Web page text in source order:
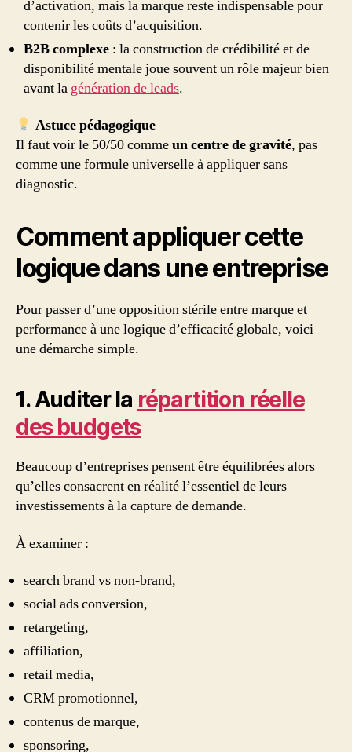
d’activation, mais la marque reste indispensable pour
contenir les coûts d’acquisition.
B2B complexe : la construction de crédibilité et de
disponibilité mentale joue souvent un rôle majeur bien
avant la génération de leads.
Astuce pédagogique
Il faut voir le 50/50 commeun centre de gravité, pas
comme une formule universelle à appliquer sans
diagnostic.
Comment appliquer cette
logique dans une entreprise
Pour passer d’une opposition stérile entre marque et
performance à une logique d’efficacité globale, voici
une démarche simple.
1. Auditer la répartition réelle
des budgets
Beaucoup d’entreprises pensent être équilibrées alors
qu’elles consacrent en réalité l’essentiel de leurs
investissements à la capture de demande.
À examiner :
search brand vs non-brand,
social ads conversion,
retargeting,
affiliation,
retail media,
CRM promotionnel,
contenus de marque,
sponsoring,